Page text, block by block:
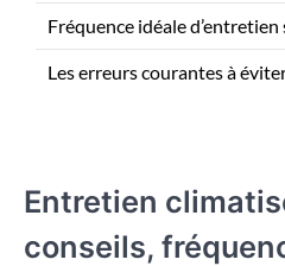
Entretien
conseils,
Fréquence idéale
Les erreurs courantes à